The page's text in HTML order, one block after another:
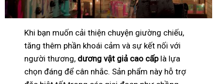
Khi bạn muốn cải thiện chuyện giường chiếu,
tăng thêm phần khoái cảm và sự kết nối với
người thương, dương vật giả cao cấplà lựa
chọn đáng để cân nhắc. Sản phẩm này hỗ trợ